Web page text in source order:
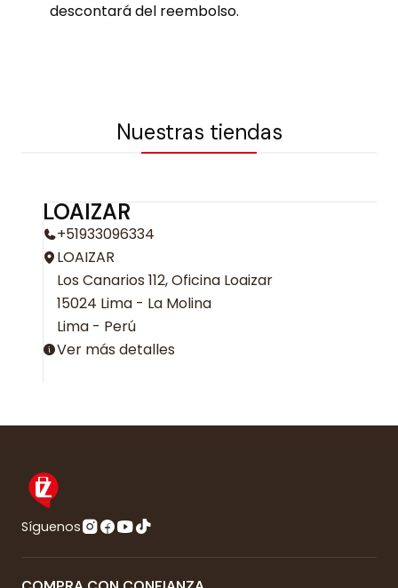
descontará del reembolso.
Nuestras tiendas
LOAIZAR
+51933096334
LOAIZAR
Los Canarios 112, Oficina Loaizar
15024 Lima - La Molina
Lima - Perú
Ver más detalles
Síguenos